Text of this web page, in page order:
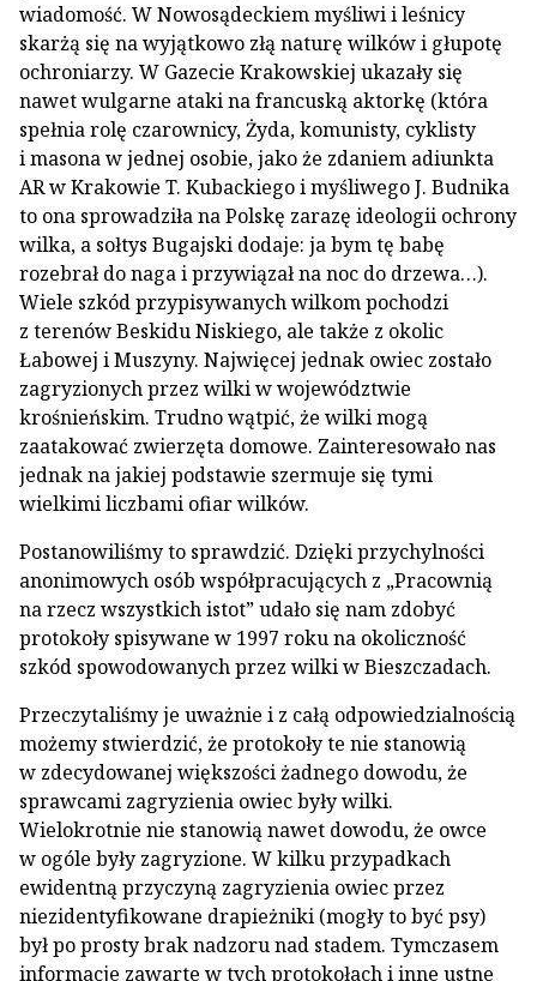
wiadomość. W Nowosądeckiem myśliwi i leśnicy
skarżą się na wyjątkowo złą naturę wilków i głupotę
ochroniarzy. W Gazecie Krakowskiej ukazały się
nawet wulgarne ataki na francuską aktorkę (która
spełnia rolę czarownicy, Żyda, komunisty, cyklisty
i masona w jednej osobie, jako że zdaniem adiunkta
AR w Krakowie T. Kubackiego i myśliwego J. Budnika
to ona sprowadziła na Polskę zarazę ideologii ochrony
wilka, a sołtys Bugajski dodaje: ja bym tę babę
rozebrał do naga i przywiązał na noc do drzewa…).
Wiele szkód przypisywanych wilkom pochodzi
z terenów Beskidu Niskiego, ale także z okolic
Łabowej i Muszyny. Najwięcej jednak owiec zostało
zagryzionych przez wilki w województwie
krośnieńskim. Trudno wątpić, że wilki mogą
zaatakować zwierzęta domowe. Zainteresowało nas
jednak na jakiej podstawie szermuje się tymi
wielkimi liczbami ofiar wilków.
Postanowiliśmy to sprawdzić. Dzięki przychylności
anonimowych osób współpracujących z „Pracownią
na rzecz wszystkich istot” udało się nam zdobyć
protokoły spisywane w 1997 roku na okoliczność
szkód spowodowanych przez wilki w Bieszczadach.
Przeczytaliśmy je uważnie i z całą odpowiedzialnością
możemy stwierdzić, że protokoły te nie stanowią
w zdecydowanej większości żadnego dowodu, że
sprawcami zagryzienia owiec były wilki.
Wielokrotnie nie stanowią nawet dowodu, że owce
w ogóle były zagryzione. W kilku przypadkach
ewidentną przyczyną zagryzienia owiec przez
niezidentyfikowane drapieżniki (mogły to być psy)
był po prosty brak nadzoru nad stadem. Tymczasem
informacje zawarte w tych protokołach i inne ustne